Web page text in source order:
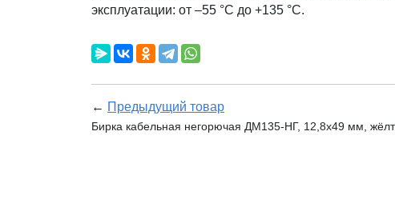
эксплуатации: от –55 °С до +135 °С.
← Предыдущий товар
Бирка кабельная негорючая ДМ135-НГ, 12,8х49 мм,